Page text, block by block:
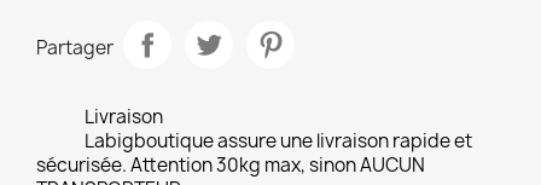
Partager
Livraison
Labigboutique assure une livraison rapide et
sécurisée. Attention 30kg max, sinon AUCUN